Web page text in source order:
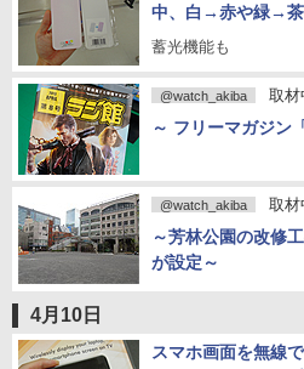
中、白→赤や緑→
蓄光機能も
@watch_akiba 取材
～ フリーマガジン
@watch_akiba 取材
～芳林公園の改修
が設定～
4月10日
スマホ画面を無線